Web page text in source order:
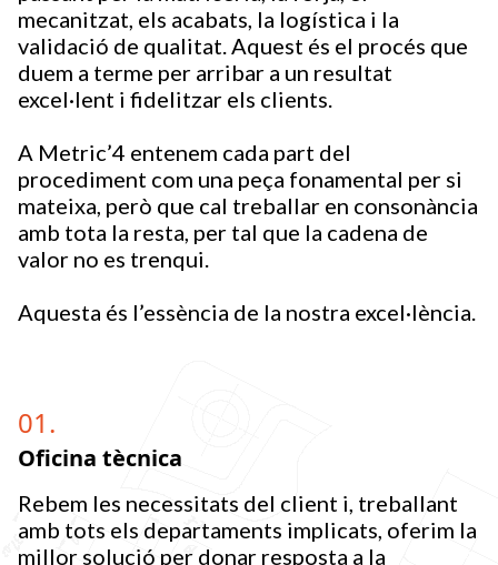
mecanitzat, els acabats, la logística i la
validació de qualitat. Aquest és el procés que
duem a terme per arribar a un resultat
excel·lent i fidelitzar els clients.
A Metric’4 entenem cada part del
procediment com una peça fonamental per si
mateixa, però que cal treballar en consonància
amb tota la resta, per tal que la cadena de
valor no es trenqui.
Aquesta és l’essència de la nostra excel·lència.
01.
Oficina tècnica
Rebem les necessitats del client i, treballant
amb tots els departaments implicats, oferim la
millor solució per donar resposta a la